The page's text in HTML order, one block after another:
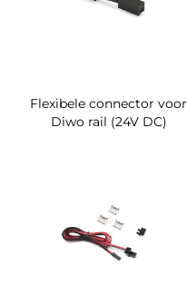
Flexibele connector voor
Diwo rail (24V DC)